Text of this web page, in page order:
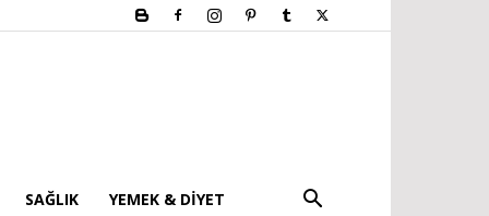
SAĞLIK YEMEK & DIYET